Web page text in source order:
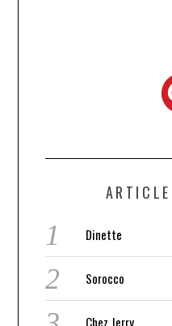
Dinette
Sorocco
Chez Jerry